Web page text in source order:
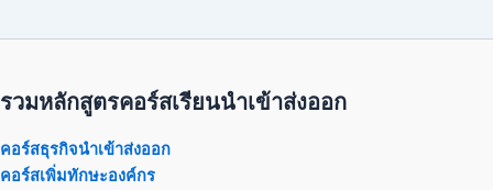
รวมหลักสูตรคอร์สเรียนนำเข้าส่งออก
คอร์สธุรกิจนำเข้าส่งออก
คอร์สเพิ่มทักษะองค์กร